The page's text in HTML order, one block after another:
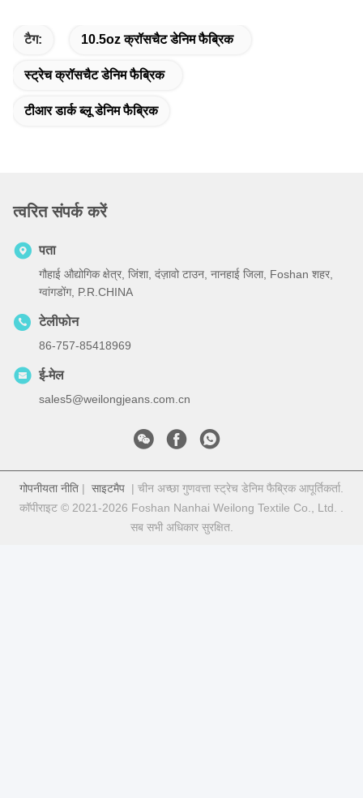
टैग: 10.5oz क्रॉसचैट डेनिम फैब्रिक
स्ट्रेच क्रॉसचैट डेनिम फैब्रिक
टीआर डार्क ब्लू डेनिम फैब्रिक
त्वरित संपर्क करें
पता
गौहाई औद्योगिक क्षेत्र, जिंशा, दंज़ावो टाउन, नानहाई जिला, Foshan शहर,
ग्वांगडोंग, P.R.CHINA
टेलीफोन
86-757-85418969
ई-मेल
sales5@weilongjeans.com.cn
गोपनीयता नीति | साइटमैप | चीन अच्छा गुणवत्ता स्ट्रेच डेनिम फैब्रिक आपूर्तिकर्ता.
कॉपीराइट © 2021-2026 Foshan Nanhai Weilong Textile Co., Ltd. .
सब सभी अधिकार सुरक्षित.